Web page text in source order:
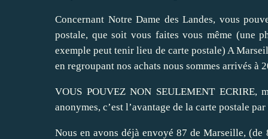
Concernant Notre Dame des Landes, vous
postale, que soit vous faites vous même (une
exemple peut tenir lieu de carte postale) A
en regroupant nos achats nous sommes arrivés à
VOUS POUVEZ NON SEULEMENT
anonymes, c’est l’avantage de la carte postale
Nous en avons déjà envoyé 87 de Marseille,